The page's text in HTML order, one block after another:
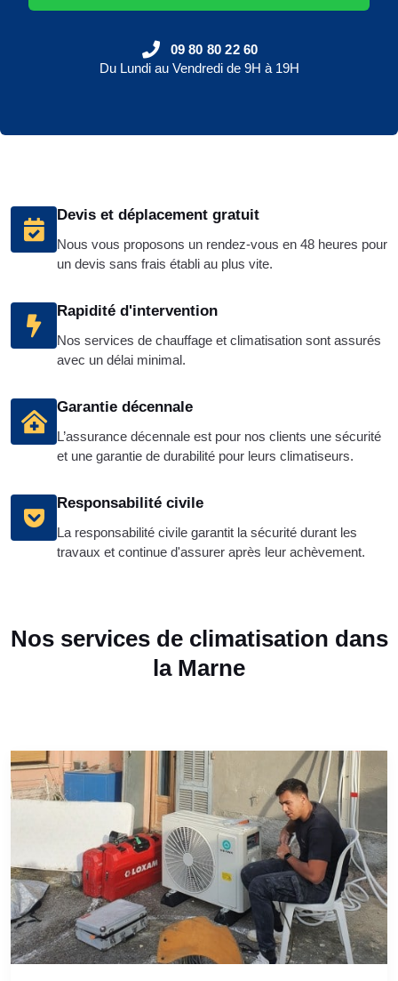
Devis et déplacement gratuit
Nous vous proposons un rendez-vous en 48 heures pour
un devis sans frais établi au plus vite.
Rapidité d'intervention
Nos services de chauffage et climatisation sont assurés
avec un délai minimal.
Garantie décennale
L’assurance décennale est pour nos clients une sécurité
et une garantie de durabilité pour leurs climatiseurs.
Responsabilité civile
La responsabilité civile garantit la sécurité durant les
travaux et continue d'assurer après leur achèvement.
09 80 80 22 60
Du Lundi au Vendredi de 9H à 19H
Nos services de climatisation dans
la Marne